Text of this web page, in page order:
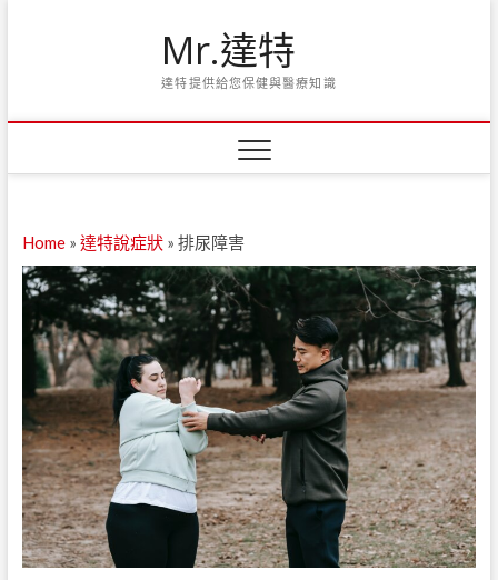
Mr.達特
達特提供給您保健與醫療知識
Home» 達特說症狀» 排尿障害